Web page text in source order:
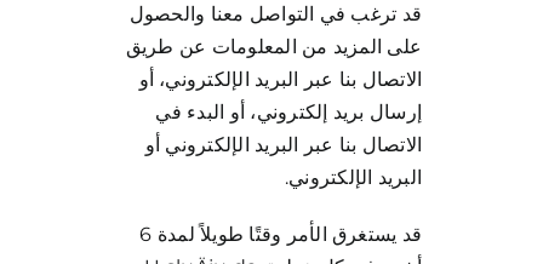
قد ترغب في التواصل معنا والحصول
على المزيد من المعلومات عن طريق
الاتصال بنا عبر البريد الإلكتروني، أو
إرسال بريد إلكتروني، أو البدء في
الاتصال بنا عبر البريد الإلكتروني أو
البريد الإلكتروني.
قد يستغرق الأمر وقتًا طويلاً لمدة 6